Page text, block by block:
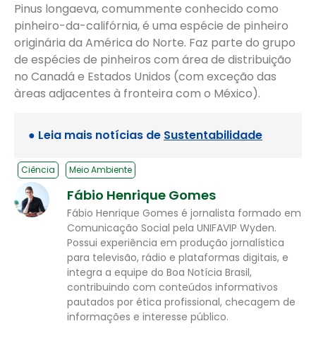
Pinus longaeva, comummente conhecido como
pinheiro-da-califórnia, é uma espécie de pinheiro
originária da América do Norte. Faz parte do grupo
de espécies de pinheiros com área de distribuição
no Canadá e Estados Unidos (com exceção das
àreas adjacentes à fronteira com o México).
● Leia mais notícias de Sustentabilidade
Ciência Meio Ambiente
Fábio Henrique Gomes
Fábio Henrique Gomes é jornalista formado em
Comunicação Social pela UNIFAVIP Wyden.
Possui experiência em produção jornalística
para televisão, rádio e plataformas digitais, e
integra a equipe do Boa Notícia Brasil,
contribuindo com conteúdos informativos
pautados por ética profissional, checagem de
informações e interesse público.